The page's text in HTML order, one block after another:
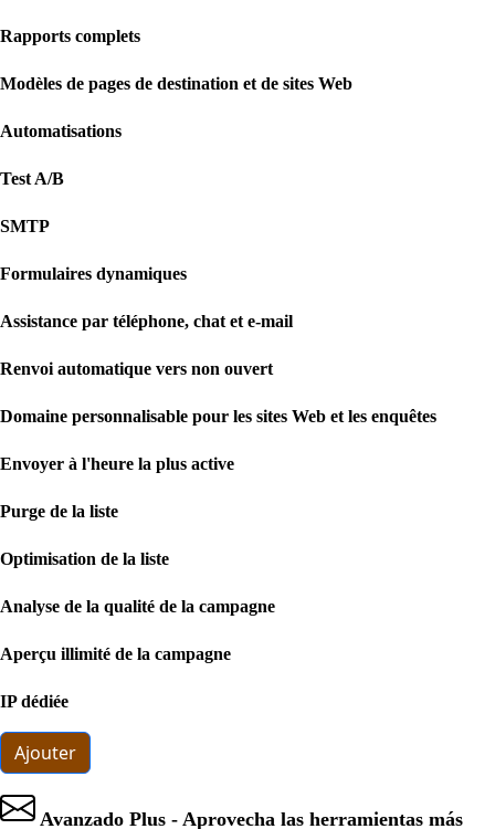
Rapports complets
Modèles de pages de destination et de sites Web
Automatisations
Test A/B
SMTP
Formulaires dynamiques
Assistance par téléphone, chat et e-mail
Renvoi automatique vers non ouvert
Domaine personnalisable pour les sites Web et les enquêtes
Envoyer à l'heure la plus active
Purge de la liste
Optimisation de la liste
Analyse de la qualité de la campagne
Aperçu illimité de la campagne
IP dédiée
Ajouter
Avanzado Plus - Aprovecha las herramientas más